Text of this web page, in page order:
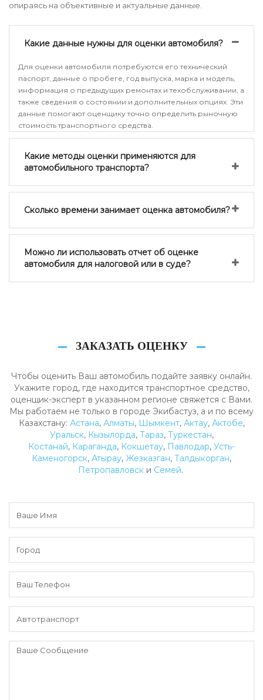
опираясь на объективные и актуальные данные.
Какие данные нужны для оценки автомобиля?
Для оценки автомобиля потребуются его технический
паспорт, данные о пробеге, год выпуска, марка и модель,
информация о предыдущих ремонтах и техобслуживании, а
также сведения о состоянии и дополнительных опциях. Эти
данные помогают оценщику точно определить рыночную
стоимость транспортного средства.
Какие методы оценки применяются для
автомобильного транспорта?
Сколько времени занимает оценка автомобиля?
Можно ли использовать отчет об оценке
автомобиля для налоговой или в суде?
ЗАКАЗАТЬ ОЦЕНКУ
Чтобы оценить Ваш автомобиль подайте заявку онлайн.
Укажите город, где находится транспортное средство,
оценщик-эксперт в указанном регионе свяжется с Вами.
Мы работаем не только в городе Экибастуз, а и по всему
Казахстану: Астана, Алматы, Шымкент, Актау, Актобе,
Уральск, Кызылорда, Тараз, Туркестан,
Костанай, Караганда, Кокшетау, Павлодар, Усть-
Каменогорск, Атырау, Жезказган, Талдыкорган,
Петропавловски Семей.